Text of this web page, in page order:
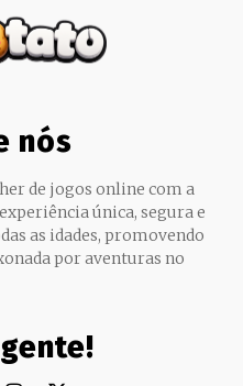
nós
de jogos online com a
única, segura e
as idades, promovendo
por aventuras no